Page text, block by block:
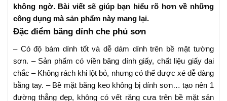
không ngờ. Bài viết sẽ giúp bạn hiểu rõ hơn về những
công dụng mà sản phẩm này mang lại.
Đặc điểm băng dính che phủ sơn
– Có độ bám dính tốt và dễ dám dính trên bề mặt tường
sơn. – Sản phẩm có viền băng dính giấy, chất liệu giấy dai
chắc – Không rách khi lột bỏ, nhưng có thể được xé dễ dàng
bằng tay. – Bề mặt băng keo không bị dính sơn… tạo nên 1
đường thẳng đẹp, không có vết răng cưa trên bề mặt sản